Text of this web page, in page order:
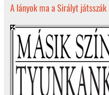
A lányok ma a Sirályt játsszák